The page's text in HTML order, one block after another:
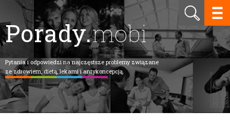
Porady.mobi
Pytania i odpowiedzi na najczęstsze problemy związane
ze zdrowiem, dietą, lekami i antykoncepcją.